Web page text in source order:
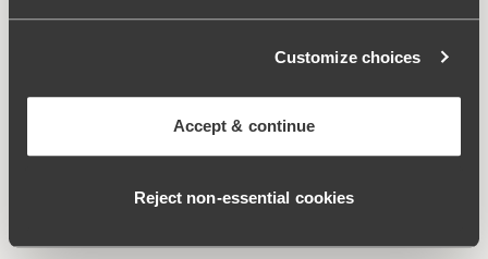
Customize choices
Accept & continue
Reject non‑essential cookies
Tassello foderato in cotone.
80 % poliammide, 20% elastan
843048
Viewing image 1 of 4
Smoothly reggiseno
Viewing image 1 of 5
Spalline incrociabili
Keep Fresh reggiseno